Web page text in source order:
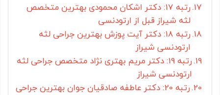
رتبه 17: دکتر اشکان محمودی بهترین متخصص
لثه شیراز قبل از ارتودنسی
رتبه 18: دکتر آیت پوزش بهترین جراحی لثه
ارتودنسی شیراز
رتبه 19: دکتر مریم بهتری نژاد متخصص جراحی لثه
ارتودنسی شیراز
رتبه 20: دکتر عاطفه صادقیان جوان بهترین جراحی